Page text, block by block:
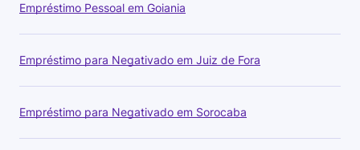
Empréstimo Pessoal em Goiania
Empréstimo para Negativado em Juiz de Fora
Empréstimo para Negativado em Sorocaba